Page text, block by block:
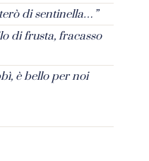
di sentinella…”
di frusta, fracasso
è bello per noi